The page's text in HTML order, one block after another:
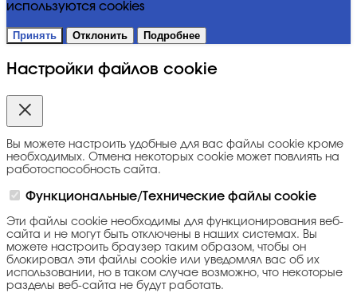
используются cookies
Принять Отклонить Подробнее
Настройки файлов cookie
Вы можете настроить удобные для вас файлы cookie кроме
необходимых. Отмена некоторых cookie может повлиять на
работоспособность сайта.
Функциональные/Технические файлы cookie
Эти файлы cookie необходимы для функционирования веб-
сайта и не могут быть отключены в наших системах. Вы
можете настроить браузер таким образом, чтобы он
блокировал эти файлы cookie или уведомлял вас об их
использовании, но в таком случае возможно, что некоторые
разделы веб-сайта не будут работать.